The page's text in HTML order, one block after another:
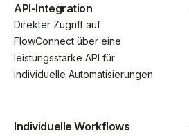
API-Integration
Direkter Zugriff auf
FlowConnect über eine
leistungsstarke API für
individuelle Automatisierungen
Individuelle Workflows